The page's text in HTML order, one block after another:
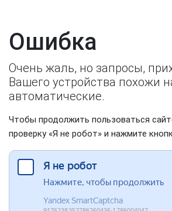
Ошибка
Очень жаль, но запросы,
Вашего устройства похожи
автоматические.
Чтобы продолжить пользоваться
проверку «Я не робот» и нажмите